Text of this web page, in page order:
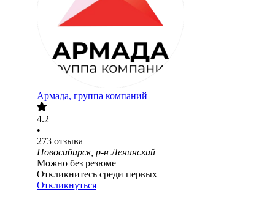
Армада, группа компаний
4.2
•
273 отзыва
Новосибирск, р-н Ленинский
Можно без резюме
Откликнитесь среди первых
Откликнуться